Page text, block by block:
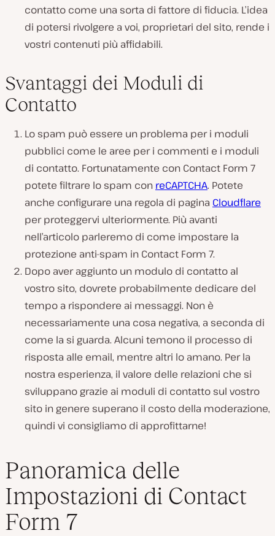
contatto come una sorta di fattore di fiducia. L’idea
di potersi rivolgere a voi, proprietari del sito, rende i
vostri contenuti più affidabili.
Svantaggi dei Moduli di
Contatto
Lo spam può essere un problema per i moduli
pubblici come le aree per i commenti e i moduli
di contatto. Fortunatamente con Contact Form 7
potete filtrare lo spam con reCAPTCHA. Potete
anche configurare una regola di pagina Cloudflare
per proteggervi ulteriormente. Più avanti
nell’articolo parleremo di come impostare la
protezione anti-spam in Contact Form 7.
Dopo aver aggiunto un modulo di contatto al
vostro sito, dovrete probabilmente dedicare del
tempo a rispondere ai messaggi. Non è
necessariamente una cosa negativa, a seconda di
come la si guarda. Alcuni temono il processo di
risposta alle email, mentre altri lo amano. Per la
nostra esperienza, il valore delle relazioni che si
sviluppano grazie ai moduli di contatto sul vostro
sito in genere superano il costo della moderazione,
quindi vi consigliamo di approfittarne!
Panoramica delle
Impostazioni di Contact
Form 7